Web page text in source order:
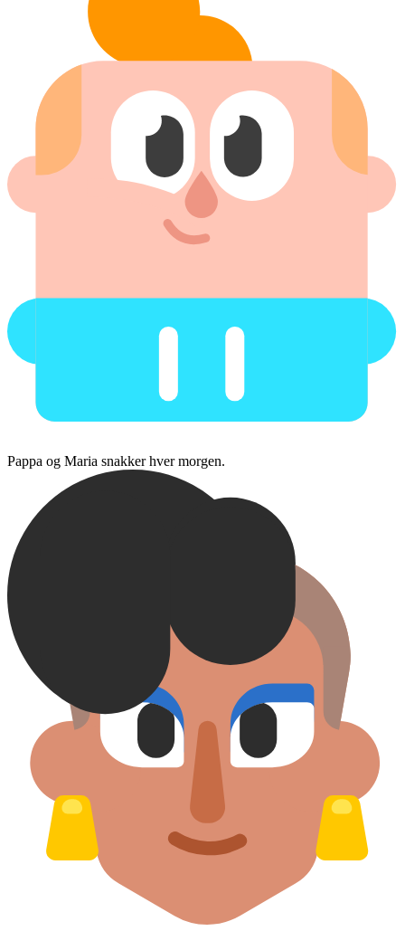
Pappa og Maria snakker hver morgen.